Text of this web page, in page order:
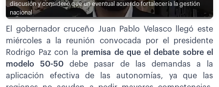
discusión y consideró que un eventual acuerdo fortalecería la gestión
nacional
El gobernador cruceño Juan Pablo Velasco llegó este
miércoles a la reunión convocada por el presidente
Rodrigo Paz con la premisa de que el debate sobre el
modelo 50-50 debe pasar de las demandas a la
aplicación efectiva de las autonomías, ya que las